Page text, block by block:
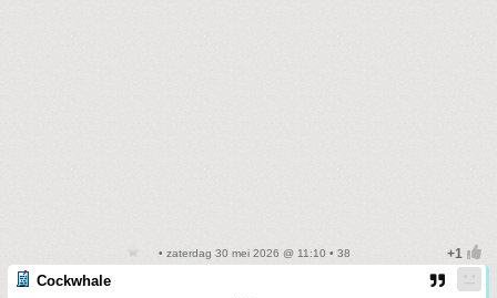
• zaterdag 30 mei 2026 @ 11:10 • 38
Cockwhale